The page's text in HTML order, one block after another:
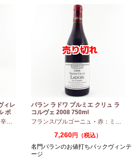
ィレ
ボ
口 シャルドネ
パラン ラドワ プルミエ クリュ ラ
コルヴェ 2008 750ml
フランス/ブルゴーニュ ・ 赤：ミディアムボディ
7,260円（税込）
名門パランのお値打ちバックヴィンテ
ージ